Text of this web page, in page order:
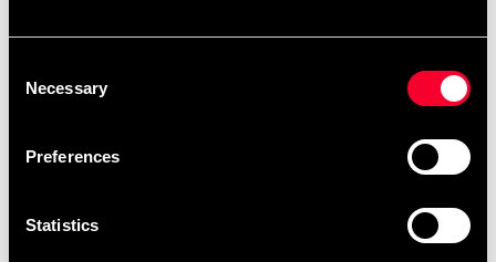
Selection
Necessary
Preferences
Statistics
personer pr. taske, men den er også en god
PVC-stof med betydelige forstærkninger. Vi har sat
vægt. Kæde medfølger selvfølgelig. Højde ca. 150
cm, diameter ca. 50 cm og en vægt på ca. 60 kg. 2 års